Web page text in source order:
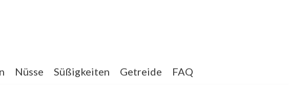
Nüsse Süßigkeiten Getreide FAQ